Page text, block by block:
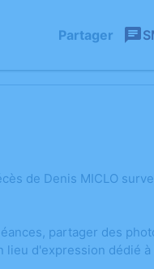
Partager
de Denis MICLO
partager des
d'expression dédié